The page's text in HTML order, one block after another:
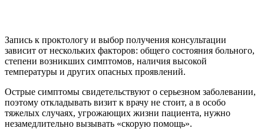
Запись к проктологу и выбор получения консультации
зависит от нескольких факторов: общего состояния больного,
степени возникших симптомов, наличия высокой
температуры и других опасных проявлений.
Острые симптомы свидетельствуют о серьезном заболевании,
поэтому откладывать визит к врачу не стоит, а в особо
тяжелых случаях, угрожающих жизни пациента, нужно
незамедлительно вызывать «скорую помощь».